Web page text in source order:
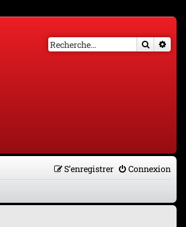
Connexion
S’enregistrer